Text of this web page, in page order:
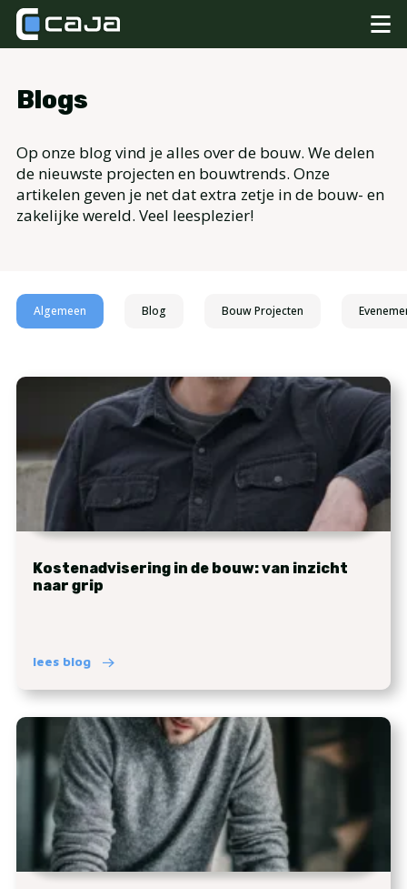
Blogs
Op onze blog vind je alles over de bouw. We delen
de nieuwste projecten en bouwtrends. Onze
artikelen geven je net dat extra zetje in de bouw- en
zakelijke wereld. Veel leesplezier!
Algemeen Blog Bouw Projecten
Kostenadvisering in de bouw: van inzicht
naar grip
lees blog